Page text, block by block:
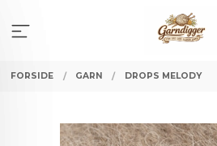
innholdet
FORSIDE GARN DROPS MELODY